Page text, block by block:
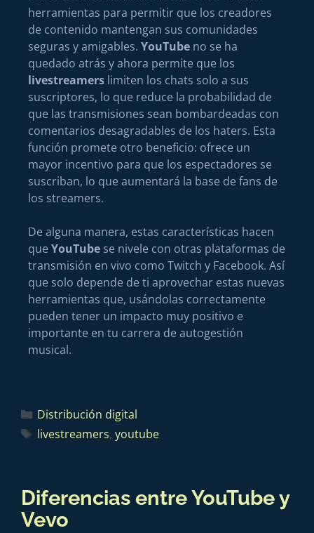
herramientas para permitir que los creadores
de contenido mantengan sus comunidades
seguras y amigables. YouTube no se ha
quedado atrás y ahora permite que los
livestreamers limiten los chats solo a sus
suscriptores, lo que reduce la probabilidad de
que las transmisiones sean bombardeadas con
comentarios desagradables de los haters. Esta
función promete otro beneficio: ofrece un
mayor incentivo para que los espectadores se
suscriban, lo que aumentará la base de fans de
los streamers.
De alguna manera, estas características hacen
que YouTube se nivele con otras plataformas de
transmisión en vivo como Twitch y Facebook. Así
que solo depende de ti aprovechar estas nuevas
herramientas que, usándolas correctamente
pueden tener un impacto muy positivo e
importante en tu carrera de autogestión
musical.
Distribución digital
livestreamers, youtube
Diferencias entre YouTube y
Vevo